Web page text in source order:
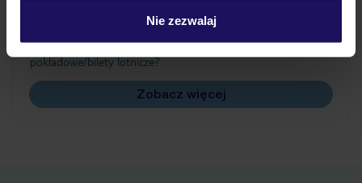
Nie zezwalaj
Czy w Hotelu będzie przedstawiciel TUI?
pokładowe/bilety lotnicze?
Zobacz więcej